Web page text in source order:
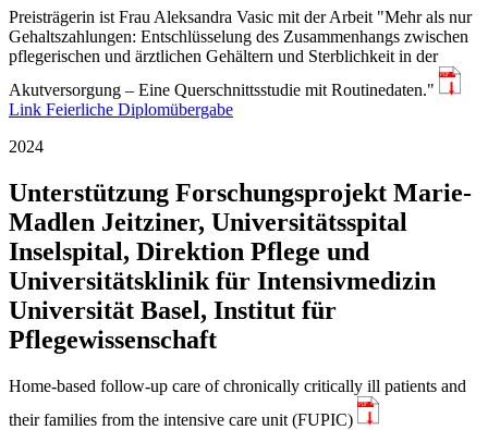
Preisträgerin ist Frau Aleksandra Vasic mit der Arbeit "Mehr als nur
Gehaltszahlungen: Entschlüsselung des Zusammenhangs zwischen
pflegerischen und ärztlichen Gehältern und Sterblichkeit in der
Akutversorgung – Eine Querschnittsstudie mit Routinedaten."
PDF
Link Feierliche Diplomübergabe
2024
Unterstützung Forschungsprojekt Marie-
Madlen Jeitziner, Universitätsspital
Inselspital, Direktion Pflege und
Universitätsklinik für Intensivmedizin
Universität Basel, Institut für
Pflegewissenschaft
Home-based follow-up care of chronically critically ill patients and
their families from the intensive care unit (FUPIC)
PDF